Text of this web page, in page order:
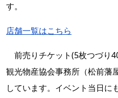
す。
店舗一覧はこちら
前売りチケット(5枚つづり
観光物産協会事務所（松前藩
しています。イベント当日に